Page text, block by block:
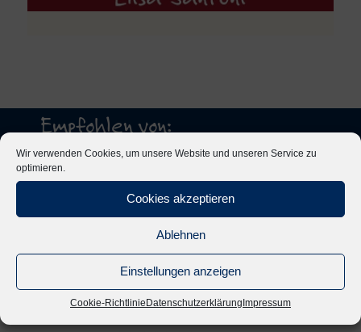
Wir verwenden Cookies, um unsere Website und unseren Service zu
optimieren.
Cookies akzeptieren
Ablehnen
Einstellungen anzeigen
Cookie-RichtlinieDatenschutzerklärungImpressum
Empfohlen von: